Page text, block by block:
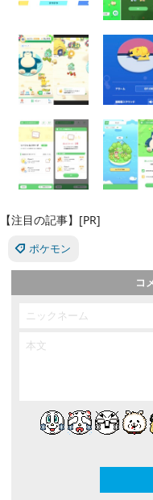
【注目の記事】[PR]
ポケモン
コ